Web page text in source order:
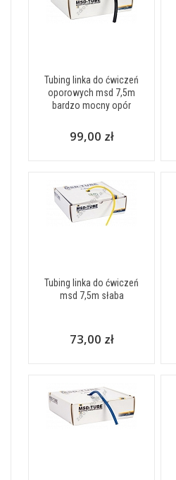
Tubing linka do ćwiczeń
oporowych msd 7,5m
bardzo mocny opór
99,00 zł
Tubing linka do ćwiczeń
msd 7,5m słaba
73,00 zł